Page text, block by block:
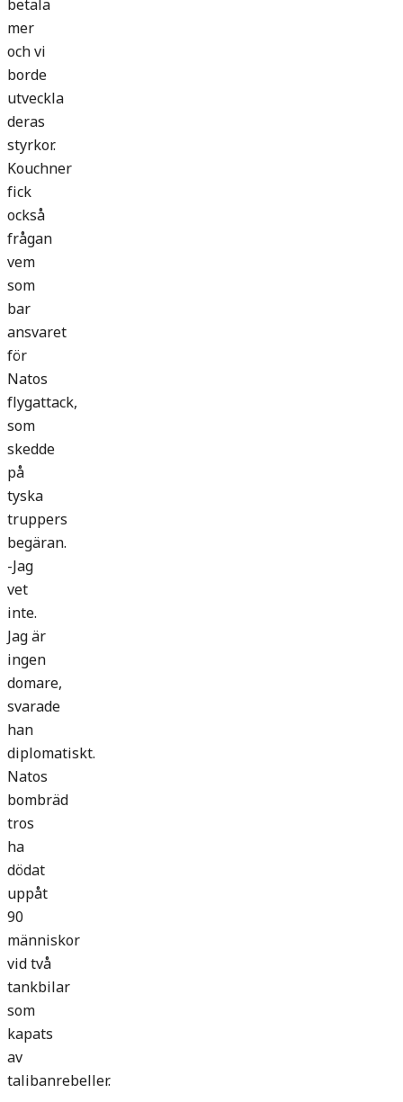
mer
och vi
borde
utveckla
deras
styrkor.
Kouchner
fick
också
frågan
vem
som
bar
ansvaret
för
Natos
flygattack,
som
skedde
på
tyska
truppers
begäran.
-Jag
vet
inte.
Jag är
ingen
domare,
svarade
han
diplomatiskt.
Natos
bombräd
tros
ha
dödat
uppåt
90
människor
vid två
tankbilar
som
kapats
av
talibanrebeller.